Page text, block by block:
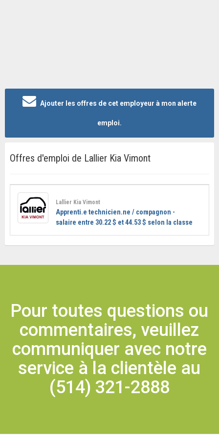
Ajouter les offres de cet employeur à mon alerte
emploi.
Offres d'emploi de Lallier Kia Vimont
Lallier Kia Vimont
Apprenti.e technicien.ne / compagnon -
salaire entre 30.22 $ et 44.53 $ selon la classe
Pour toutes questions ou
commentaires, veuillez
communiquer avec notre
service à la clientèle au
(514) 321-2888